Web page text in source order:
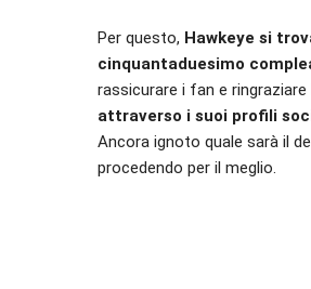
Per questo, Hawkeye si
cinquantaduesimo
rassicurare i fan e
attraverso i suoi profili
Ancora ignoto quale sarà il
procedendo per il meglio.